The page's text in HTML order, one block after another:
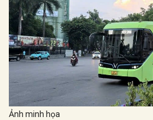
Ảnh minh họa